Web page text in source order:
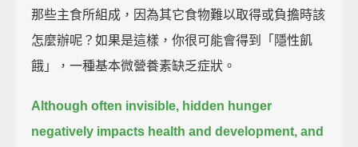
那些主食所組成，因為其它食物難以取得或負擔時該
怎麼辦呢？如果是這樣，你很可能會得到「隱性飢
餓」，一種基本微營養素缺乏症狀。
Although often invisible, hidden hunger
negatively impacts health and development, and